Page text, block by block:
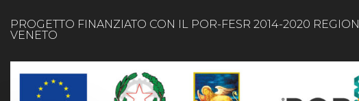
PROGETTO FINANZIATO CON IL POR-FESR 2014-2020
VENETO